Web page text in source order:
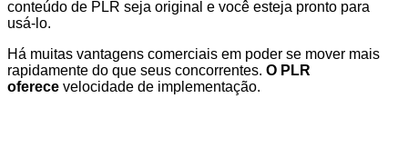
conteúdo de PLR ​​seja original e você esteja pronto para
usá-lo.
Há muitas vantagens comerciais em poder se mover mais
rapidamente do que seus concorrentes. O PLR
oferece velocidade de implementação.